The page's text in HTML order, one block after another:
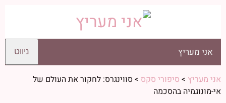
אני מעריץ ניווט
אני מעריץ > סיפורי סקס >סווינגרס: לחקור את העולם של
אי-מונוגמיה בהסכמה